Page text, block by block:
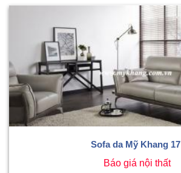
Sofa da Mỹ Khang 17
Báo giá nội thất